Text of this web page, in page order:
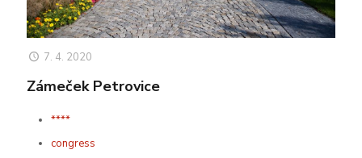
7. 4. 2020
Zámeček Petrovice
****
congress